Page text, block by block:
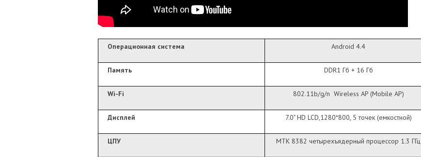
Операционная система Android 4.4
Память DDR1 Гб + 16 Гб
Wi-Fi 802.11b/g/n Wireless AP (Mobile AP)
Дисплей 7.0" HD LCD,1280*800, 5 точек (емкостной)
ЦПУ MTK 8382 четырехъядерный процессор 1.3 ГГц